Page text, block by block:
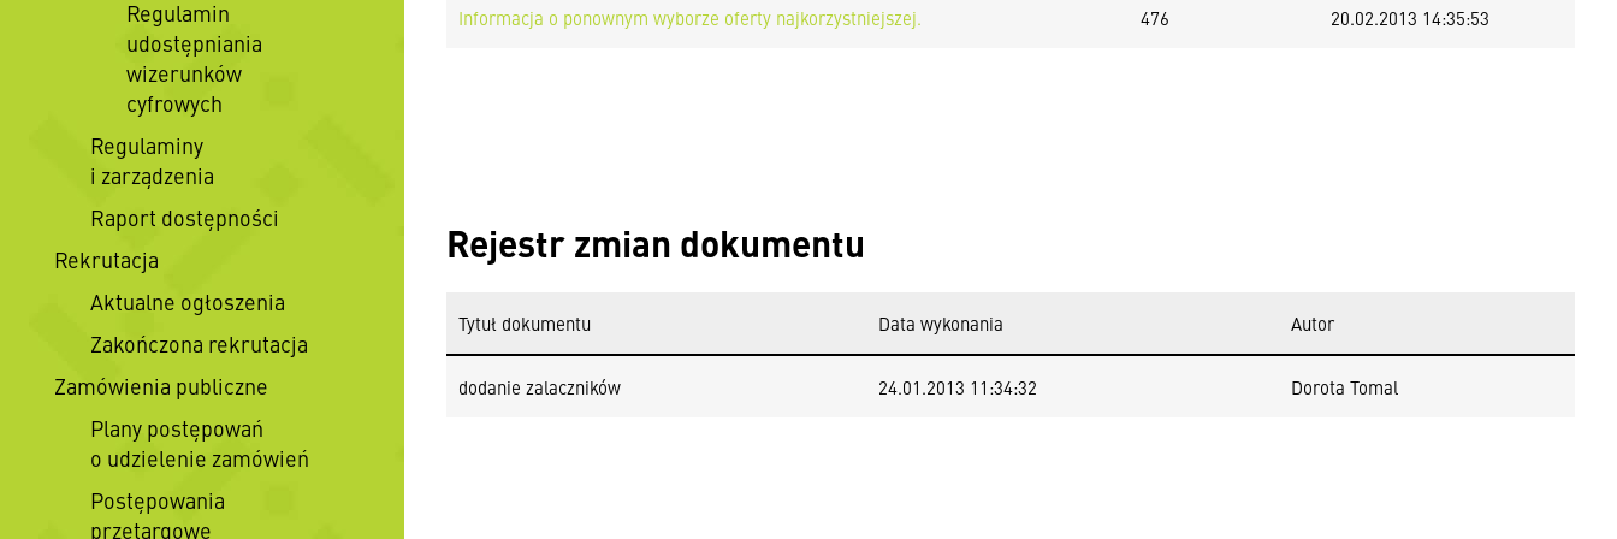
Regulamin
udostępniania
wizerunków
cyfrowych
Regulaminy
i zarządzenia
Raport dostępności
Rekrutacja
Aktualne ogłoszenia
Zakończona rekrutacja
Zamówienia publiczne
Plany postępowań
o udzielenie zamówień
Postępowania
przetargowe
Informacja o ponownym wyborze oferty najkorzystniejszej. 476 20.02.2013 14:35:53
Rejestr zmian dokumentu
Tytuł dokumentu Data wykonania Autor
dodanie zalaczników 24.01.2013 11:34:32 Dorota Tomal